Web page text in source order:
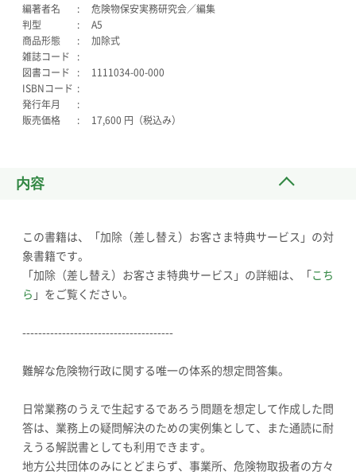
編著者名
危険物保安実務研究会／編集
判型
A5
商品形態
加除式
雑誌コード
図書コード
1111034-00-000
ISBNコード
発行年月
販売価格
17,600 円（税込み）
内容
この書籍は、「加除（差し替え）お客さま特典サービス」の対
象書籍です。
「加除（差し替え）お客さま特典サービス」の詳細は、「こち
ら 」をご覧ください。
--------------------------------------
難解な危険物行政に関する唯一の体系的想定問答集。
日常業務のうえで生起するであろう問題を想定して作成した問
答は、業務上の疑問解決のための実例集として、また通読に耐
えうる解説書としても利用できます。
地方公共団体のみにとどまらず、事業所、危険物取扱者の方々